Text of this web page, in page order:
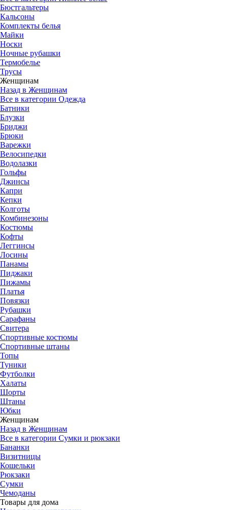
Бюстгальтеры
Кальсоны
Комплекты белья
Майки
Носки
Ночные рубашки
Термобелье
Трусы
Женщинам
Назад в Женщинам
Все в категории Одежда
Батники
Блузки
Бриджи
Брюки
Варежки
Велосипедки
Водолазки
Гольфы
Джинсы
Капри
Кепки
Колготы
Комбинезоны
Костюмы
Кофты
Леггинсы
Лосины
Панамы
Пиджаки
Пижамы
Платья
Повязки
Рубашки
Сарафаны
Свитера
Спортивные костюмы
Спортивные штаны
Топы
Туники
Футболки
Халаты
Шорты
Штаны
Юбки
Женщинам
Назад в Женщинам
Все в категории Сумки и рюкзаки
Бананки
Визитницы
Кошельки
Рюкзаки
Сумки
Чемоданы
Товары для дома